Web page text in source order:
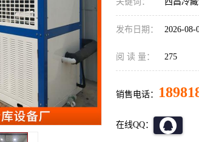
发布日期： 2026-08-
阅 读 量： 275
销售电话：
在线QQ：